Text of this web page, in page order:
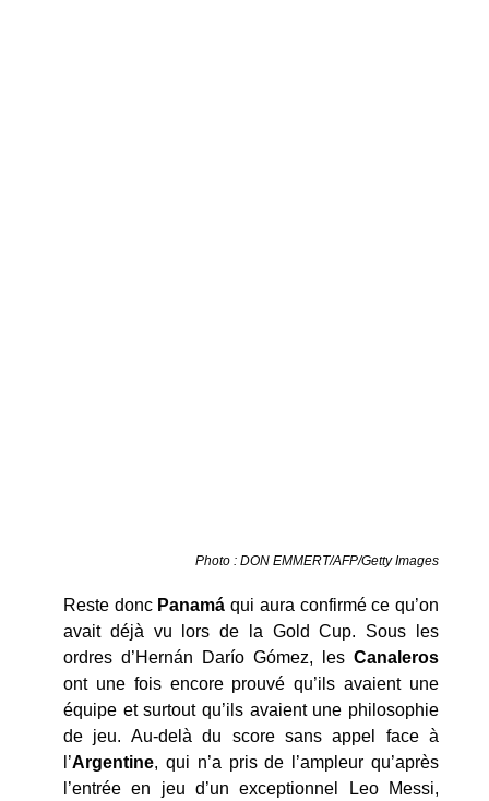
Photo : DON EMMERT/AFP/Getty Images
Reste donc Panamáqui aura confirmé ce qu’on
avait déjà vu lors de la Gold Cup. Sous les
ordres d’Hernán Darío Gómez, les Canaleros
ont une fois encore prouvé qu’ils avaient une
équipe et surtout qu’ils avaient une philosophie
de jeu. Au-delà du score sans appel face à
l’Argentine, qui n’a pris de l’ampleur qu’après
l’entrée en jeu d’un exceptionnel Leo Messi,